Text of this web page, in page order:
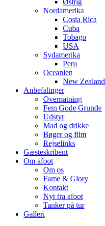
Østrig
Nordamerika
Costa Rica
Cuba
Tobago
USA
Sydamerika
Peru
Oceanien
New Zealand
Anbefalinger
Overnatning
Fem Gode Grunde
Udstyr
Mad og drikke
Bøger og film
Rejselinks
Gæsteskribent
Om afoot
Om os
Fame & Glory
Kontakt
Nyt fra afoot
Tanker på tur
Galleri